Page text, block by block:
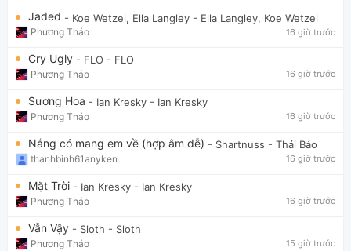
Jaded - Koe Wetzel, Ella Langley - Ella Langley, Koe Wetzel
Phương Thảo 16 giờ trước
Cry Ugly - FLO - FLO
Phương Thảo 16 giờ trước
Sương Hoa - Ian Kresky - Ian Kresky
Phương Thảo 16 giờ trước
Nắng có mang em về (hợp âm dễ) - Shartnuss - Thái Bảo
thanhbinh61anyken 16 giờ trước
Mặt Trời - Ian Kresky - Ian Kresky
Phương Thảo 16 giờ trước
Vẫn Vậy - Sloth - Sloth
Phương Thảo 15 giờ trước